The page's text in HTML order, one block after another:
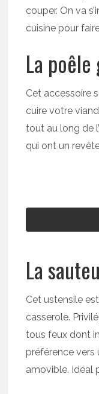
couper. On va
cuisine pour
La
Cet accessoire
cuire votre
tout au long de
qui ont un
La
Cet ustensile
casserole.
tous feux dont
préférence vers
amovible. Idéal